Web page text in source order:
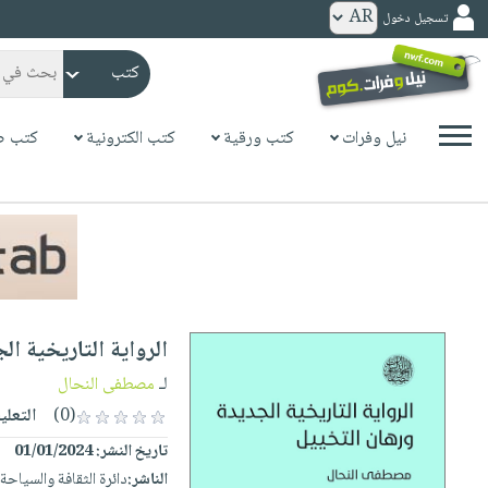
كتب
ورقية
المواضيع
عروض
صفحات
مشوقة
الكترونية
حديثاً
الأكثر
كتب
مجانية
الصفحة
الرئيسية
masmu3
الصفحة
تسجيل دخول
نيل وفرات كتب ورقية كتب الكترونية كتب
الرواية التاريخية
لـمصطفى النحال
(0)
تاريخ النشر:01/01/2024
الناشر:دائرة الثقافة